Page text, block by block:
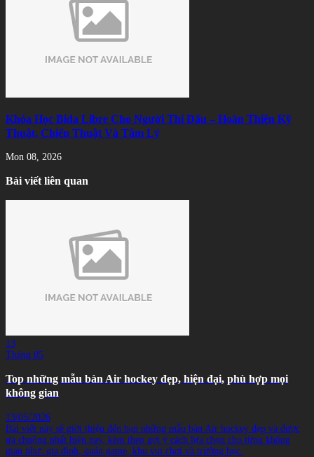
Khóa Học Bida Libre Cho Người Thi Đấu – Hoàn Thiện Kỹ
Thuật, Chiến Thuật Và Tâm Lý
Mon 08, 2026
Bài viết liên quan
13
Tháng 05
Top những mẫu bàn Air hockey đẹp, hiện đại, phù hợp mọi
không gian
13/05/2026
Bài viết này sẽ giới thiệu đến bạn những mẫu bàn Air hockey đẹp và được
ưa chuộng nhất hiện nay, kèm theo gợi ý cách lựa chọn cho từng không
gian như: gia đình, quán game, khu vui chơi và trường học.